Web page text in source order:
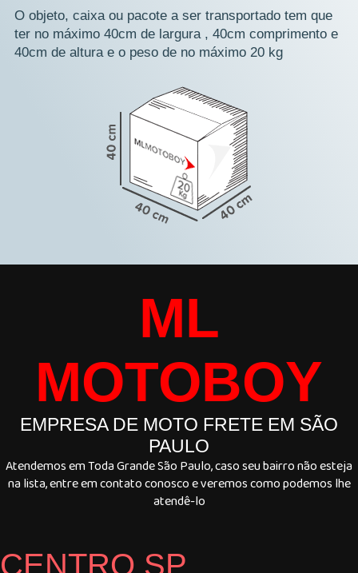
O objeto, caixa ou pacote a ser transportado tem que
ter no máximo 40cm de largura , 40cm comprimento e
40cm de altura e o peso de no máximo 20 kg
ML
MOTOBOY
EMPRESA DE MOTO FRETE EM SÃO
PAULO
Atendemos em Toda Grande São Paulo, caso seu bairro não esteja
na lista, entre em contato conosco e veremos como podemos lhe
atendê-lo
CENTRO SP